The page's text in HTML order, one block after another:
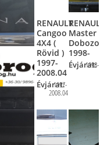
RENAULT
Cangoo
4X4 (
Rövid )
1997-
2008.04
Évjárat:
1997-
2008.04
Master
1998-
Évjárat:
1998-